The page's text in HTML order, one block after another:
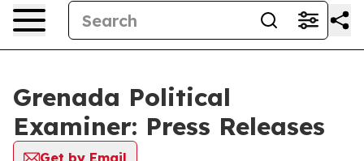
Grenada Political
Examiner: Press Releases
Get by Email